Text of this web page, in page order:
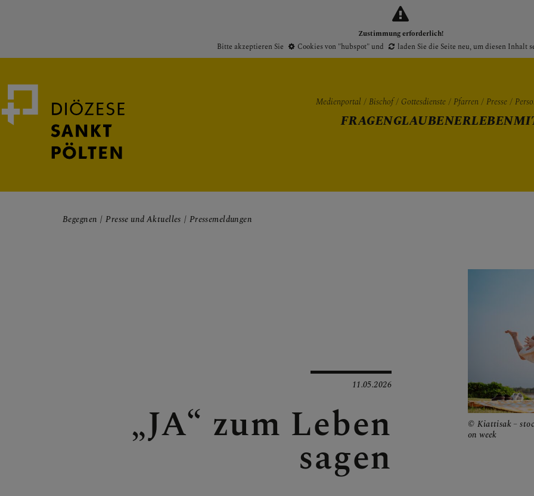
Zustimmung erforderlich!
Bitte akzeptieren Sie
Cookies von "hubspot"und laden Sie die Seite neu, um diesen Inhalt
Medienportal Bischof
GLAUBEN
Medienportal Bischof Gottesdienste Pfarren Presse
FRAGENGLAUBENERLEBEN
Begegnen Presse und Aktuelles Pressemeldungen
11.05.2026
„JA“ zum Leben
sagen
Kiattisak –
on week